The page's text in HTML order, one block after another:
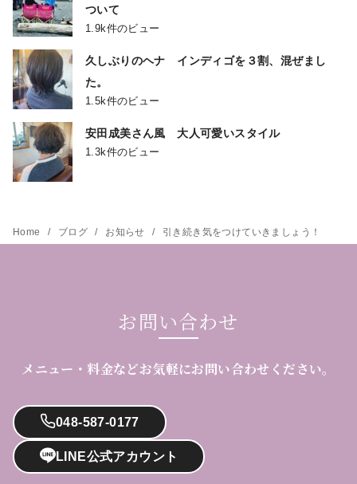
ついて
1.9k件のビュー
久しぶりのヘナ インディゴを３割、混ぜまし
た。
1.5k件のビュー
安田成美さん風 大人可愛いスタイル
1.3k件のビュー
Home ブログ お知らせ 引き続き気をつけていきましょう！
お問い合わせ
メニュー・料金などお気軽にお問い合わせください。
048-587-0177
LINE公式アカウント